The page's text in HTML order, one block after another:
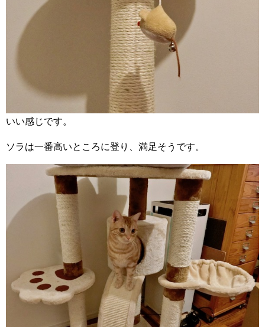
いい感じです。
ソラは一番高いところに登り、満足そうです。